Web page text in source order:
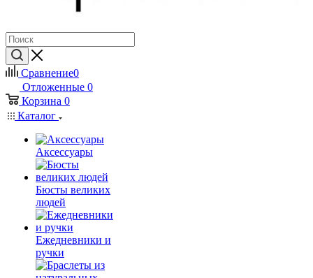
Сравнение0
Отложенные 0
Корзина 0
Каталог
Аксессуары
Бюсты великих
людей
Ежедневники и
ручки